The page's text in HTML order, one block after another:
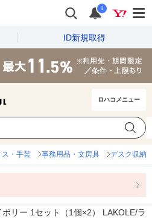
i
ID新規取得
ロハコメニュー
ス・手芸 事務用品・文房具 デスク収納